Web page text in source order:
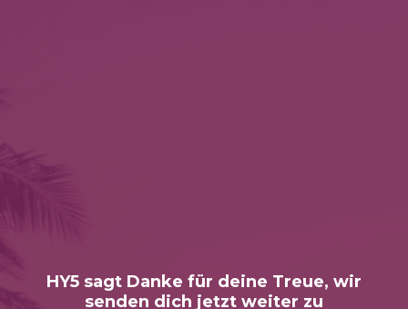
HY5 sagt Danke für deine Treue, wir
senden dich jetzt weiter zu